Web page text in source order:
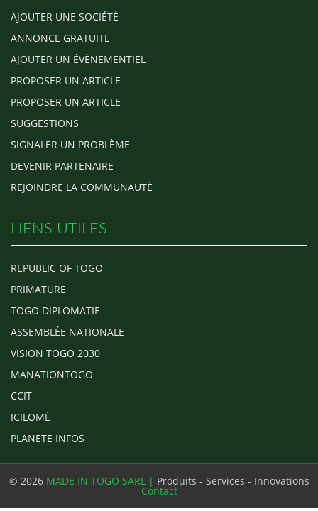
AJOUTER UNE SOCIÉTÉ
ANNONCE GRATUITE
AJOUTER UN ÉVÈNEMENTIEL
PROPOSER UN ARTICLE
PROPOSER UN ARTICLE
SUGGESTIONS
SIGNALER UN PROBLÈME
DEVENIR PARTENAIRE
REJOINDRE LA COMMUNAUTÉ
LIENS UTILES
REPUBLIC OF TOGO
PRIMATURE
TOGO DIPLOMATIE
ASSEMBLÉE NATIONALE
VISION TOGO 2030
MANATIONTOGO
CCIT
ICILOMÉ
PLANETE INFOS
© 2026 MADE IN TOGO SARL | Produits - Services - Innovations
Contact